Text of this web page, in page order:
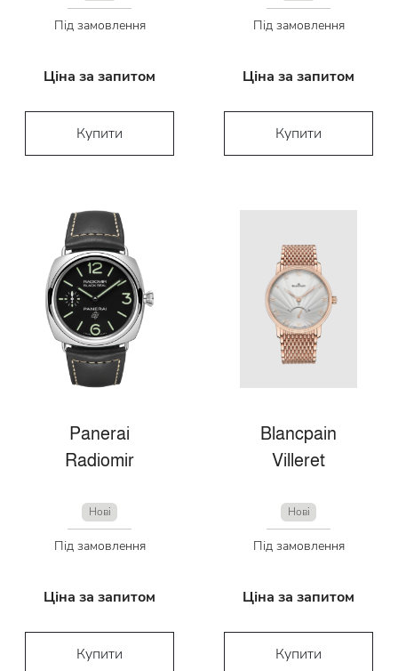
Під замовлення
Ціна за запитом
Купити
Під замовлення
Ціна за запитом
Купити
Panerai
Radiomir
Нові
Під замовлення
Ціна за запитом
Купити
Blancpain
Villeret
Нові
Під замовлення
Ціна за запитом
Купити